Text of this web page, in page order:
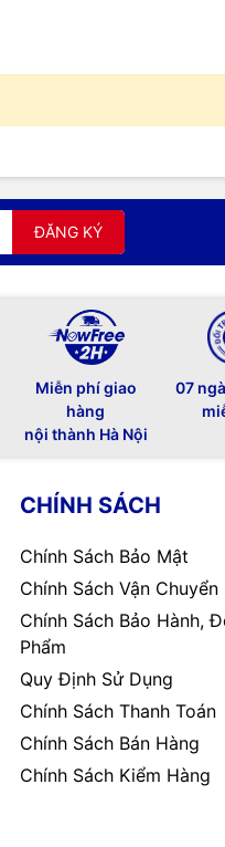
ĐĂNG KÝ
Miễn phí giao
hàng
nội thành Hà Nội
07
CHÍNH SÁCH
Chính Sách Bảo Mật
Chính Sách Vận Chuyển
Chính Sách Bảo Hành,
Phẩm
Quy Định Sử Dụng
Chính Sách Thanh Toán
Chính Sách Bán Hàng
Chính Sách Kiểm Hàng